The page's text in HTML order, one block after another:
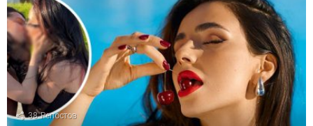
38 Репостов